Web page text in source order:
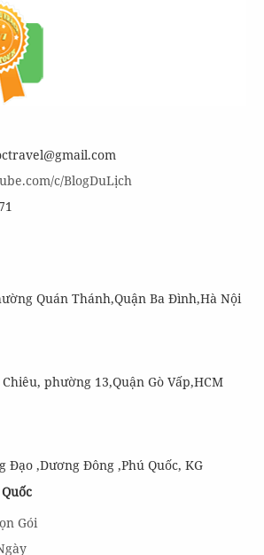
c/BlogDuLịch
Quán Thánh,Quận Ba Đình,Hà Nội
phường 13,Quận Gò Vấp,HCM
Đạo ,Dương Đông ,Phú Quốc, KG
Gói